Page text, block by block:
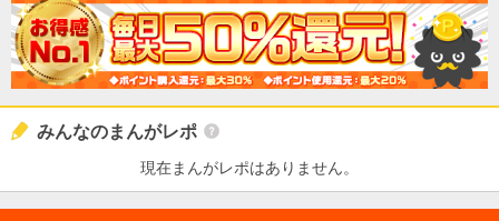
みんなのまんがレポ
現在まんがレポはありません。